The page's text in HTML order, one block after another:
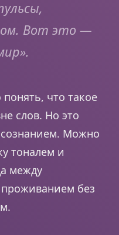
Вот это —
».
что такое
слов. Но это
Можно
тоналем и
между
без